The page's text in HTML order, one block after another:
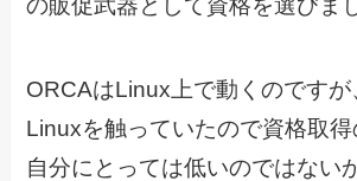
の販促武器として資格を選びま
ORCAはLinux上で動くのです
Linuxを触っていたので資格取
自分にとっては低いのではない